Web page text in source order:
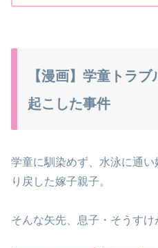
【漫画】学童トラ
起こした事件
学童に馴染めず、水泳に通
り戻した嫁子親子。
そんな矢先、息子・そうす